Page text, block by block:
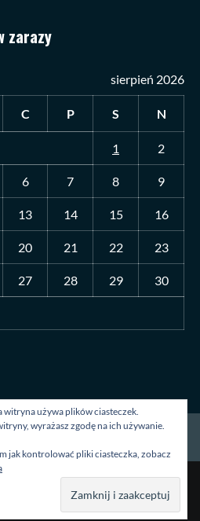
zarazy
sierpień 2026
C P S N
1 2
6 7 8 9
13 14 15 16
20 21 22 23
27 28 29 30
O mnie Blog Kontakt
witryna używa plików ciasteczek.
wyrażasz zgodę na ich używanie.
jak kontrolować pliki ciasteczka, zobacz